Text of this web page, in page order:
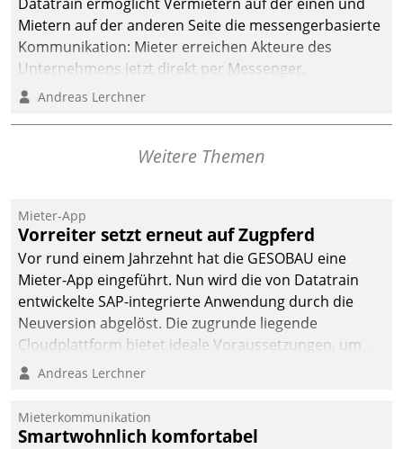
Mietern auf der anderen Seite die messengerbasierte
Kommunikation: Mieter erreichen Akteure des
Unternehmens jetzt direkt per Messenger,
Mitarbeiter oder Dienstleister empfangen oder
Andreas Lerchner
Weitere Themen
Mieter-App
Vorreiter setzt erneut auf Zugpferd
Vor rund einem Jahrzehnt hat die GESOBAU eine
Mieter-App eingeführt. Nun wird die von Datatrain
entwickelte SAP-integrierte Anwendung durch die
Neuversion abgelöst. Die zugrunde liegende
Cloudplattform bietet ideale Voraussetzungen, um
die Funktionalität der App zu erweitern und weitere
integrieren.
Andreas Lerchner
Mieterkommunikation
Smartwohnlich komfortabel